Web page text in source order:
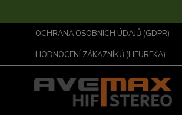
OCHRANA OSOBNÍCH ÚDAJŮ (GDPR)
HODNOCENÍ ZÁKAZNÍKŮ (HEUREKA)